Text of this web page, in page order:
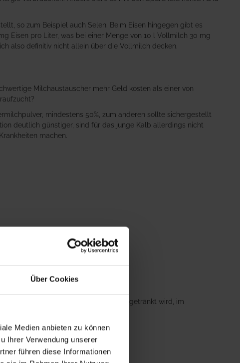
Über Cookies
Medien anbieten zu können
Ihrer Verwendung unserer
führen diese Informationen
so zum Beispiel auch Selen. Beim Eisen hingegen gibt es
Eisen pro Liter, was bei einer Menge von 10 l Vollmilch 30 mg
also definitiv nicht allein über die Vollmilch decken.
Milchaustauscher mehr Geld kosten als einer von
mindestens 50%, zum anderen sollte sichergestellt
deutlich günstiger, sind für das junge Kalb allerdings nicht
machen.
oder nur mit Milchaustauscher getränkt wird, im
Milchkuh zu ermöglichen.
NORMI Kälbermilch ASS TRIGOSAL